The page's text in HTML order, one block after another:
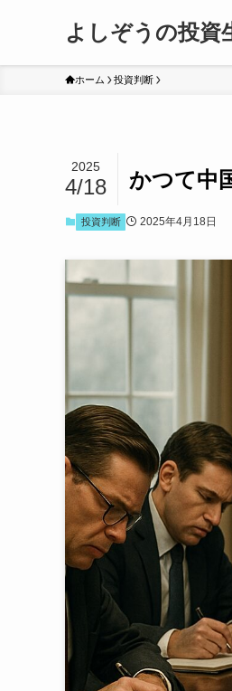
よしぞうの投資
ホーム 投資判断
かつて中
2025
4/18
投資判断 2025年4月18日